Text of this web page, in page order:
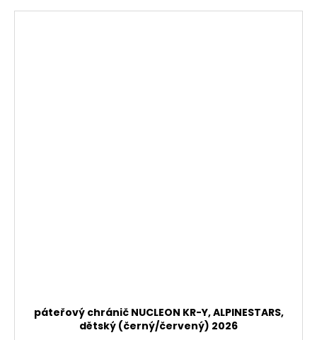
páteřový chránič NUCLEON KR-Y, ALPINESTARS,
dětský (černý/červený) 2026